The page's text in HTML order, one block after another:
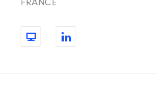
FRANCE